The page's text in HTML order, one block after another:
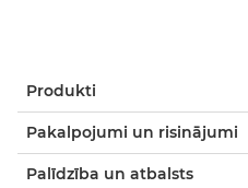
Produkti
Pakalpojumi un risinājumi
Palīdzība un atbalsts